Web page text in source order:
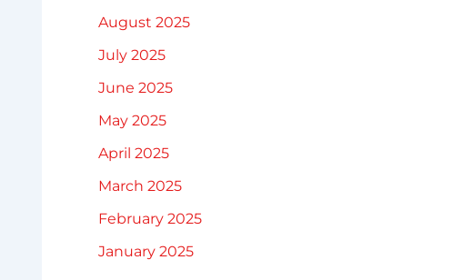
August 2025
July 2025
June 2025
May 2025
April 2025
March 2025
February 2025
January 2025